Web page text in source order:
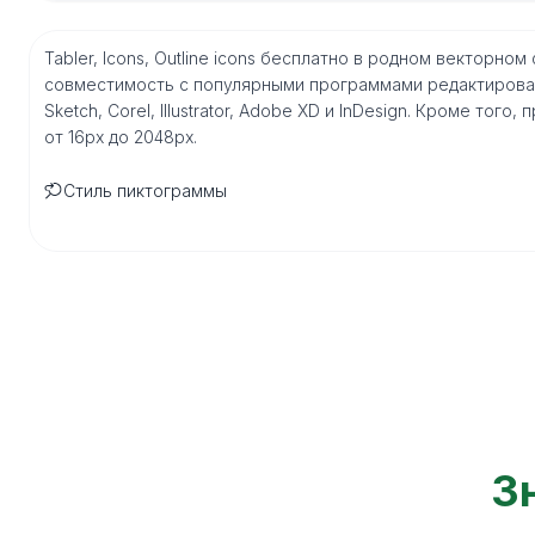
Tabler, Icons, Outline icons бесплатно в родном
совместимость с популярными программами
Sketch, Corel, Illustrator, Adobe XD и InDesign. Кроме того,
от 16px до 2048px.
Стиль пиктограммы